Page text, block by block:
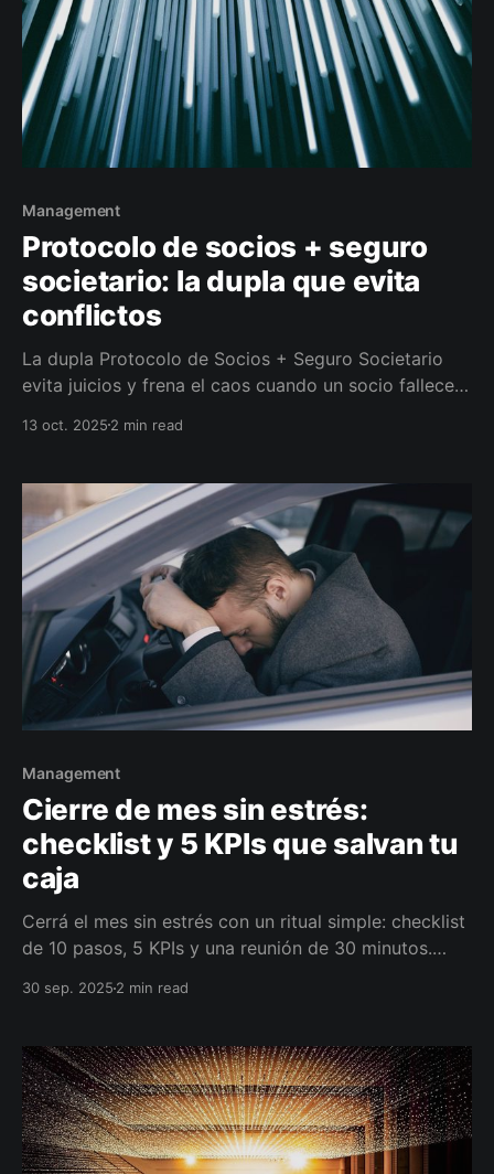
Management
Protocolo de socios + seguro
societario: la dupla que evita
conflictos
La dupla Protocolo de Socios + Seguro Societario
evita juicios y frena el caos cuando un socio fallece,
inmediata (buy-sell + póliza), la empresa compra la
Te explico cómo implementarlo.
13 oct. 2025 2 min read
Management
Cierre de mes sin estrés:
checklist y 5 KPIs que salvan tu
caja
Cerrá el mes sin estrés con un ritual simple: checklist
de 10 pasos, 5 KPIs y una reunión de 30 minutos.
Sumá el apoyo de un seguro financiero (crédito,
caja en semanas críticas.
30 sep. 2025 2 min read